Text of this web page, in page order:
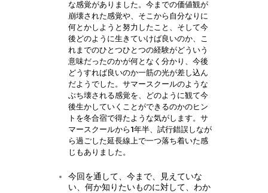
な感覚がありました。今までの価値観が
崩壊された感覚や、そこから自分なりに
何とかしようと努力したこと、そして今
後どのように生きていけば良いのか、こ
れまでのひとつひとつの経験がどういう
意味だったのかが何となく分かり、今後
どうすれば良いのか一筋の光が差し込ん
だようでした。サマースクールのような
ぶち壊される感覚を、どのように観て今
後生かしていくことができるのかのヒン
トを冬合宿で得たような気がします。サ
マースクールから1年半、試行錯誤しなが
ら過ごした延長線上で一つ落ち着いた感
じもありました。
今回を通して、今まで、見えていな
い、何か知りたいものに対して、わか